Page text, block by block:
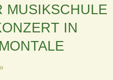
MUSIKSCHULE
IN